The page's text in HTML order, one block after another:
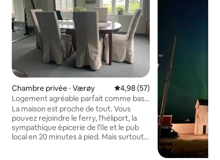
Chambre privée ⋅ Værøy Évaluation moyenne sur la
4,98 (57)
Logement agréable parfait comme base
pour la randonnée
La maison est proche de tout. Vous
pouvez rejoindre le ferry, l'héliport, la
sympathique épicerie de l'île et le pub
local en 20 minutes à pied. Mais surtout,